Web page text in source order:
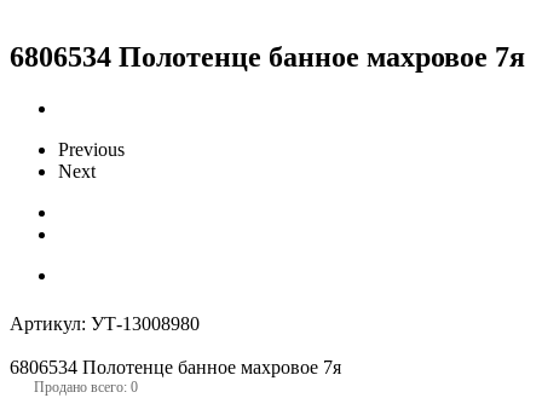
6806534 Полотенце банное махровое 7я
Previous
Next
Артикул: УТ-13008980
6806534 Полотенце банное махровое 7я
Продано всего: 0